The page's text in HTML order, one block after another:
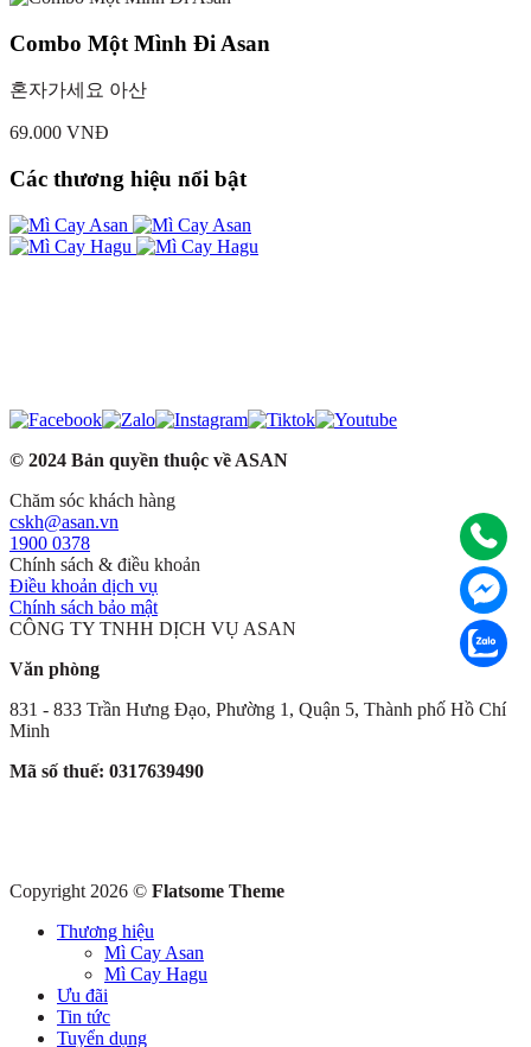
Combo Một Mình Đi Asan
혼자가세요 아산
69.000 VNĐ
Các thương hiệu nổi bật
© 2024 Bản quyền thuộc về ASAN
Chăm sóc khách hàng
cskh@asan.vn
1900 0378
Chính sách & điều khoản
Điều khoản dịch vụ
Chính sách bảo mật
CÔNG TY TNHH DỊCH VỤ ASAN
Văn phòng
831 - 833 Trần Hưng Đạo, Phường 1, Quận 5, Thành phố Hồ Chí
Minh
Mã số thuế: 0317639490
Copyright 2026 © Flatsome Theme
Thương hiệu
Mì Cay Asan
Mì Cay Hagu
Ưu đãi
Tin tức
Tuyển dụng